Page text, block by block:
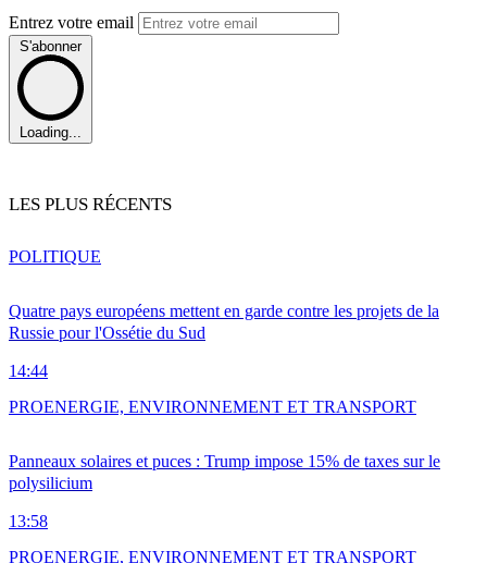
Entrez votre email
S'abonner
Loading...
LES PLUS RÉCENTS
Quatre pays européens mettent en garde contre les projets de la
Russie pour l'Ossétie du Sud
14:44
POLITIQUE
Panneaux solaires et puces : Trump impose 15% de taxes sur le
polysilicium
13:58
PROENERGIE, ENVIRONNEMENT ET TRANSPORT
PROENERGIE, ENVIRONNEMENT ET TRANSPORT